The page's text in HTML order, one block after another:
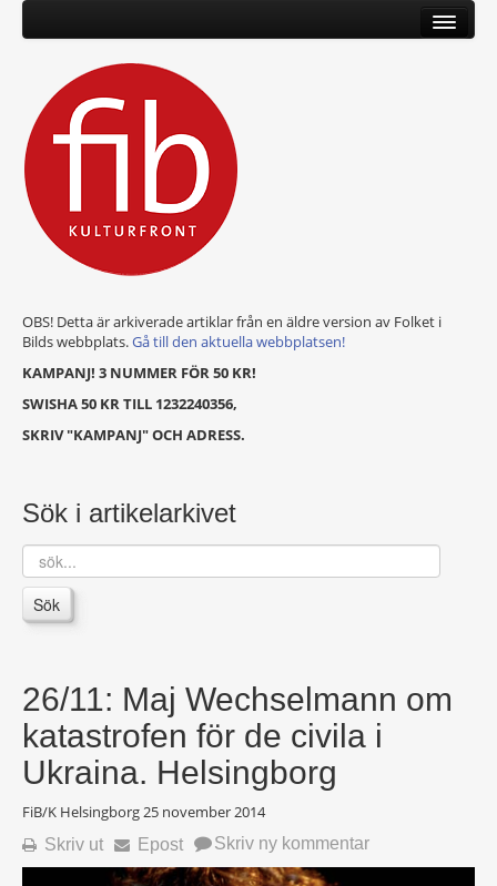
OBS! Detta är arkiverade artiklar från en äldre version av Folket i
Bilds webbplats.Gå till den aktuella webbplatsen!
KAMPANJ! 3 NUMMER FÖR 50 KR!
SWISHA 50 KR TILL 1232240356,
SKRIV "KAMPANJ" OCH ADRESS.
Sök i artikelarkivet
sök...
Sök
26/11: Maj Wechselmann om
katastrofen för de civila i
Ukraina. Helsingborg
FiB/K Helsingborg25 november 2014
Skriv ut Epost Skriv ny kommentar